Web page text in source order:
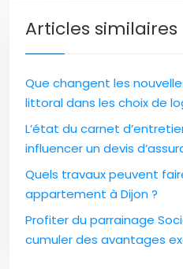
Articles similaires
Que changent les
littoral dans les choix de
L’état du carnet
influencer un devis
Quels travaux peuvent
appartement à Dijon ?
Profiter du parrainage
cumuler des avantages